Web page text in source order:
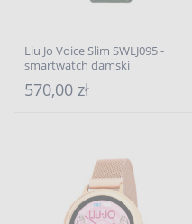
Liu Jo Voice Slim SWLJ095 -
smartwatch damski
570,00 zł